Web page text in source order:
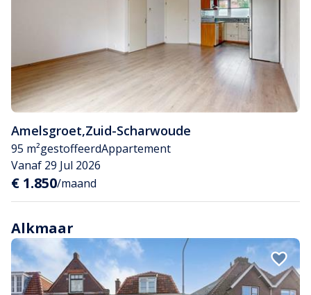
Amelsgroet,Zuid-Scharwoude
95 m²gestoffeerdAppartement
Vanaf 29 Jul 2026
€ 1.850/maand
Alkmaar